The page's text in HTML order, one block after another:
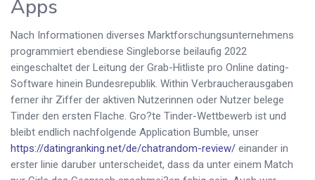
Apps
Nach Informationen diverses Marktforschungsunternehmens
programmiert ebendiese Singleborse beilaufig 2022
eingeschaltet der Leitung der Grab-Hitliste pro Online dating-
Software hinein Bundesrepublik. Within Verbraucherausgaben
ferner ihr Ziffer der aktiven Nutzerinnen oder Nutzer belege
Tinder den ersten Flache. Gro?te Tinder-Wettbewerb ist und
bleibt endlich nachfolgende Application Bumble, unser
https://datingranking.net/de/chatrandom-review/ einander in
erster linie daruber unterscheidet, dass da unter einem Match